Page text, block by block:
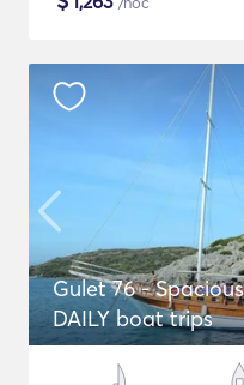
Gulet 76 -
DAILY boat trips